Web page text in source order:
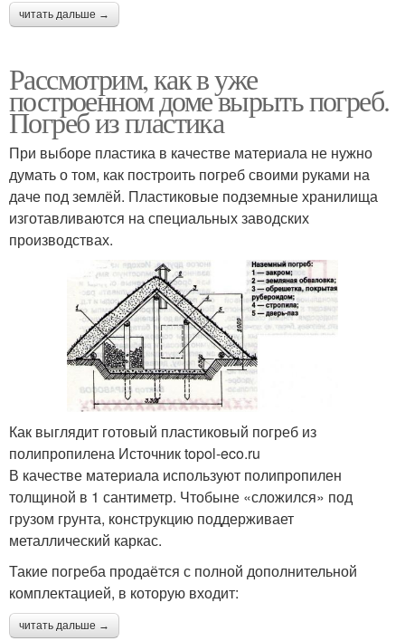
читать дальше →
Рассмотрим, как в уже
построенном доме вырыть погреб.
Погреб из пластика
При выборе пластика в качестве материала не нужно
думать о том, как построить погреб своими руками на
даче под землёй. Пластиковые подземные хранилища
изготавливаются на специальных заводских
производствах.
Как выглядит готовый пластиковый погреб из
полипропилена Источник topol-eco.ru
В качестве материала используют полипропилен
толщиной в 1 сантиметр. Чтобыне «сложился» под
грузом грунта, конструкцию поддерживает
металлический каркас.
Такие погреба продаётся с полной дополнительной
комплектацией, в которую входит:
читать дальше →